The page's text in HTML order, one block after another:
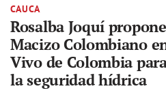
CAUCA
Rosalba Joquí
Macizo Colombiano
Vivo de Colombia
la seguridad hídrica